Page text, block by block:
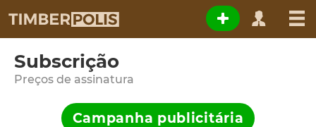
Subscrição
Preços de assinatura
Campanha publicitária